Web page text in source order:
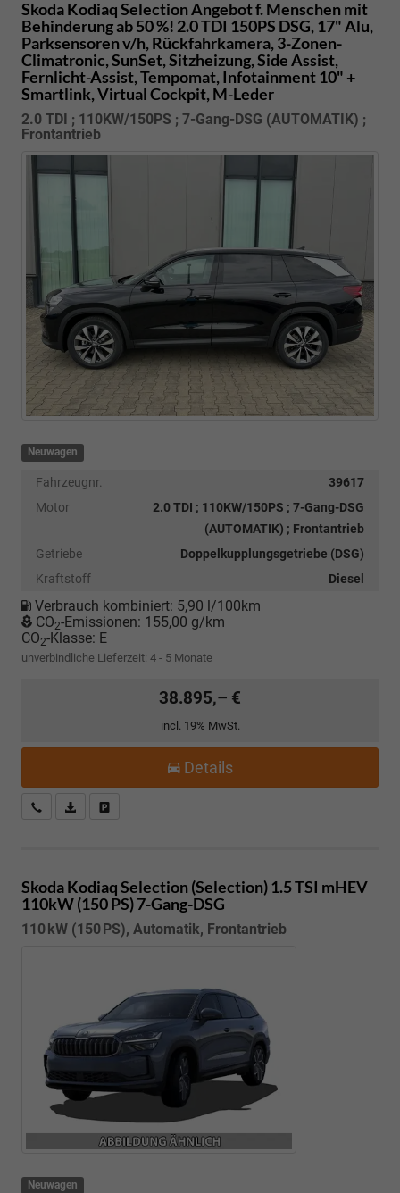
Skoda KodiaqSelection Angebot f. Menschen mit
Behinderung ab 50 %! 2.0 TDI 150PS DSG, 17" Alu,
Parksensoren v/h, Rückfahrkamera, 3-Zonen-
Climatronic, SunSet, Sitzheizung, Side Assist,
Fernlicht-Assist, Tempomat, Infotainment 10" +
Smartlink, Virtual Cockpit, M-Leder
2.0 TDI ; 110KW/150PS ; 7-Gang-DSG (AUTOMATIK) ;
Frontantrieb
Neuwagen
Fahrzeugnr.
39617
Motor
2.0 TDI ; 110KW/150PS ; 7-Gang-DSG
(AUTOMATIK) ; Frontantrieb
Getriebe
Doppelkupplungsgetriebe (DSG)
Kraftstoff
Diesel
Verbrauch kombiniert: 5,90 l/100km
CO2-Emissionen: 155,00 g/km
CO2-Klasse: E
unverbindliche Lieferzeit: 4 - 5 Monate
38.895,– €
incl. 19% MwSt.
Details
Kostenloser Rückruf-Service
PDF-Datei, Fahrzeugexposé drucken
Skoda KodiaqSelection (Selection) 1.5 TSI mHEV
110kW (150 PS) 7-Gang-DSG
110 kW (150 PS), Automatik, Frontantrieb
Neuwagen